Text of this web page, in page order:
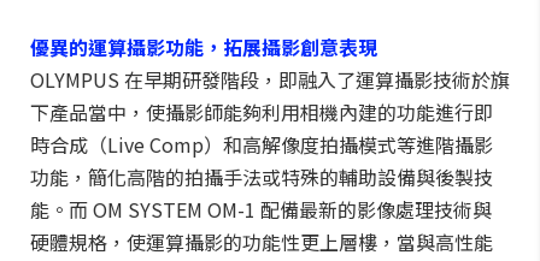
優異的運算攝影功能，拓展攝影創意表現
OLYMPUS 在早期研發階段，即融入了運算攝影技術於旗
下產品當中，使攝影師能夠利用相機內建的功能進行即
時合成（Live Comp）和高解像度拍攝模式等進階攝影
功能，簡化高階的拍攝手法或特殊的輔助設備與後製技
能。而 OM SYSTEM OM-1 配備最新的影像處理技術與
硬體規格，使運算攝影的功能性更上層樓，當與高性能